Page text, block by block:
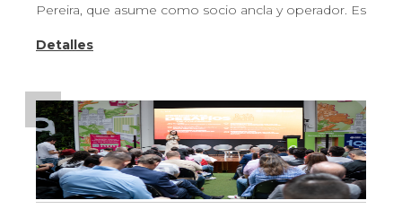
Pereira, que asume como socio ancla y operador. Es
Detalles